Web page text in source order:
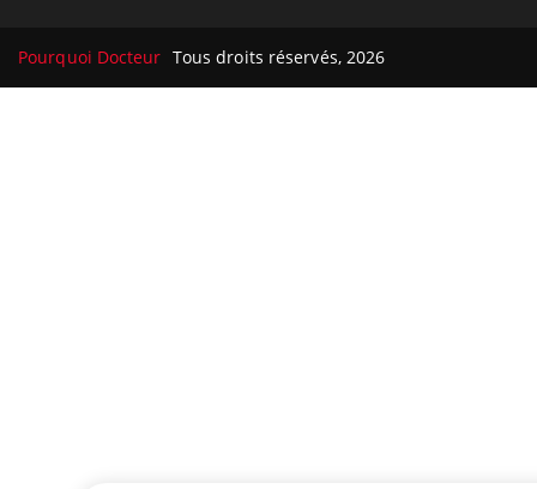
Pourquoi Docteur Tous droits réservés, 2026